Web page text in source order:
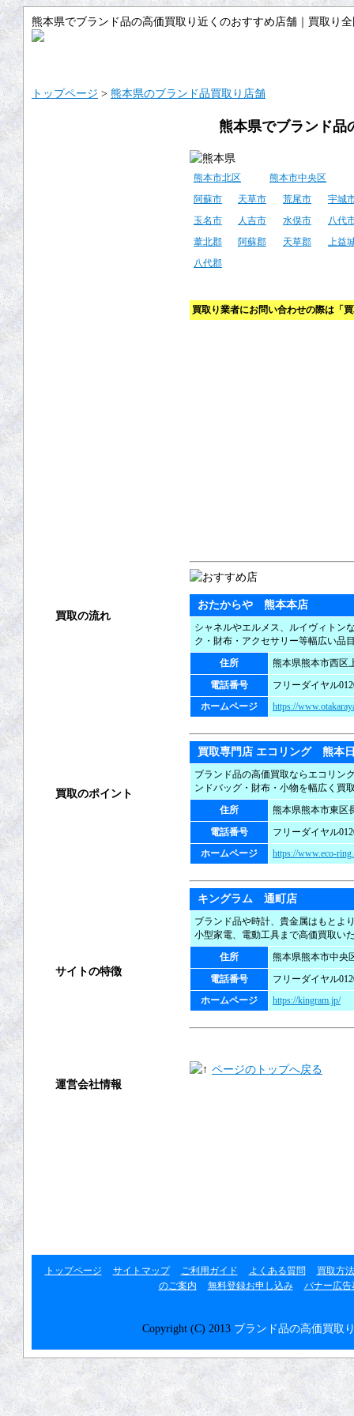
熊本県でブランド品の高価買取り近くのおすすめ店舗｜買取り
トップページ > 熊本県のブランド品買取り店舗
熊本県でブランド品
熊本市北区
熊本市中央区
阿蘇市
天草市 荒尾市
宇城
玉名市
人吉市 水俣市
八代
葦北郡
阿蘇郡 天草郡
上益
八代郡
買取り業者にお問い合わせの際は「
おたからや 熊本本店
シャネルやエルメス、ルイヴィトン
ク・財布・アクセサリー等幅広い品
住所
熊本県熊本市西区
電話番号
フリーダイヤル
ホームページ
https://
買取専門店 エコリング 熊本
ブランド品の高価買取ならエコリン
ンドバッグ・財布・小物を幅広く買
住所
熊本県熊本市東区
電話番号
フリーダイヤル
ホームページ
https://www.eco-
キングラム 通町店
ブランド品や時計、貴金属はもとよ
小型家電、電動工具まで高価買取い
住所
熊本県熊本市中央
電話番号
フリーダイヤル
ホームページ
https://kingram.jp/
ページのトップへ戻る
買取の流れ
買取のポイント
サイトの特徴
運営会社情報
トップページ サイトマップ ご利用ガイド よくある質問
買取方法
のご案内
無料登録お申し込み バナー広告
Copyright (C) 2013 ブランド品の高価買取